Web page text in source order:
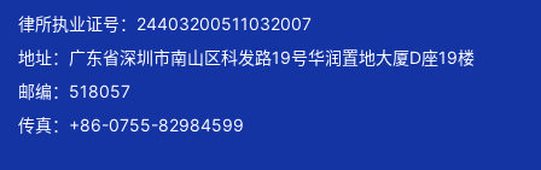
律所执业证号：24403200511032007
地址：广东省深圳市南山区科发路19号华润置地大厦D座19楼
邮编：518057
传真：+86-0755-82984599